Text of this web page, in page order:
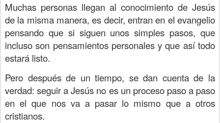
Muchas personas llegan al conocimiento de Jesús
de la misma manera, es decir, entran en el evangelio
pensando que si siguen unos simples pasos, que
incluso son pensamientos personales y que así todo
estará listo.
Pero después de un tiempo, se dan cuenta de la
verdad: seguir a Jesús no es un proceso paso a paso
en el que nos va a pasar lo mismo que a otros
cristianos.